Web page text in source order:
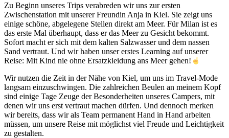
Zu Beginn unseres Trips verabreden wir uns zur ersten
Zwischenstation mit unserer Freundin Anja in Kiel. Sie zeigt uns
einige schöne, abgelegene Stellen direkt am Meer. Für Milan ist es
das erste Mal überhaupt, dass er das Meer zu Gesicht bekommt.
Sofort macht er sich mit dem kalten Salzwasser und dem nassen
Sand vertraut. Und wir haben unser erstes Learning auf unserer
Reise: Mit Kind nie ohne Ersatzkleidung ans Meer gehen!
Wir nutzen die Zeit in der Nähe von Kiel, um uns im Travel-Mode
langsam einzuschwingen. Die zahlreichen Beulen an meinem Kopf
sind einige Tage Zeuge der Besonderheiten unseres Campers, mit
denen wir uns erst vertraut machen dürfen. Und dennoch merken
wir bereits, dass wir als Team permanent Hand in Hand arbeiten
müssen, um unsere Reise mit möglichst viel Freude und Leichtigkeit
zu gestalten.